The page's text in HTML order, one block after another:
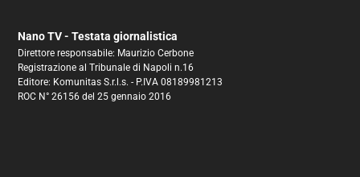
Nano TV - Testata giornalistica
Direttore responsabile: Maurizio Cerbone
Registrazione al Tribunale di Napoli n.16
Editore: Komunitas S.r.l.s. - P.IVA 08189981213
ROC N° 26156 del 25 gennaio 2016